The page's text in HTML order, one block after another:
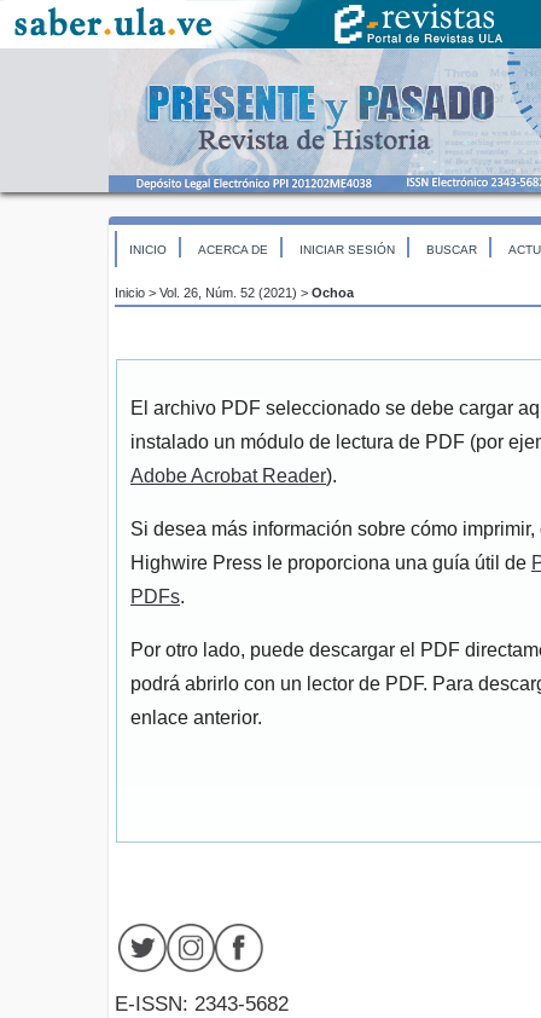
INICIO ACERCA DE INICIAR SESIÓN BUSCAR
Inicio > Vol. 26, Núm. 52 (2021) > Ochoa
El archivo PDF seleccionado se debe cargar
instalado un módulo de lectura de PDF (por
Adobe Acrobat Reader).
Si desea más información sobre cómo
Highwire Press le proporciona una guía útil de
PDFs.
Por otro lado, puede descargar el PDF
podrá abrirlo con un lector de PDF. Para
enlace anterior.
E-ISSN: 2343-5682